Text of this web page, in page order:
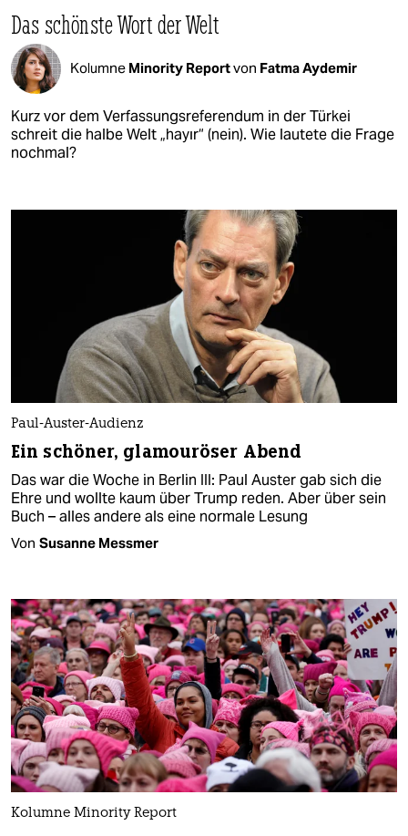
Das schönste Wort der Welt
Kolumne Minority Reportvon Fatma Aydemir
Kurz vor dem Verfassungsreferendum in der Türkei
schreit die halbe Welt „hayır“ (nein). Wie lautete die Frage
nochmal?
Paul-Auster-Audienz
Ein schöner, glamouröser Abend
Das war die Woche in Berlin III: Paul Auster gab sich die
Ehre und wollte kaum über Trump reden. Aber über sein
Buch – alles andere als eine normale Lesung
Von Susanne Messmer
Kolumne Minority Report